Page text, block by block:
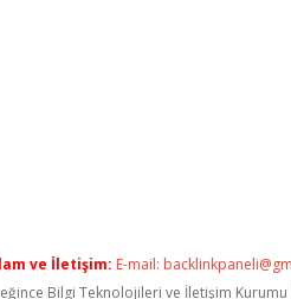
ve İletişim: E-mail:
Bilgi Teknolojileri ve İletişim